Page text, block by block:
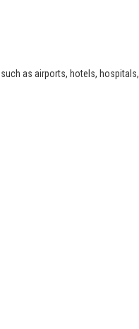
as airports, hotels, hospitals,